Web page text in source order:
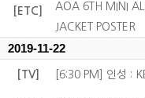
[ETC]
AOA 6TH MINI
JACKET POSTER
2019-11-22
[TV] [6:30 PM] 인성 :